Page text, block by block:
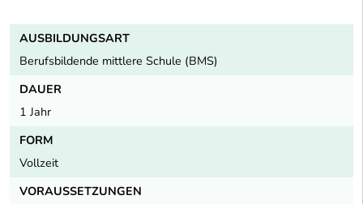
AUSBILDUNGSART
Berufsbildende mittlere Schule (BMS)
DAUER
1 Jahr
FORM
Vollzeit
VORAUSSETZUNGEN